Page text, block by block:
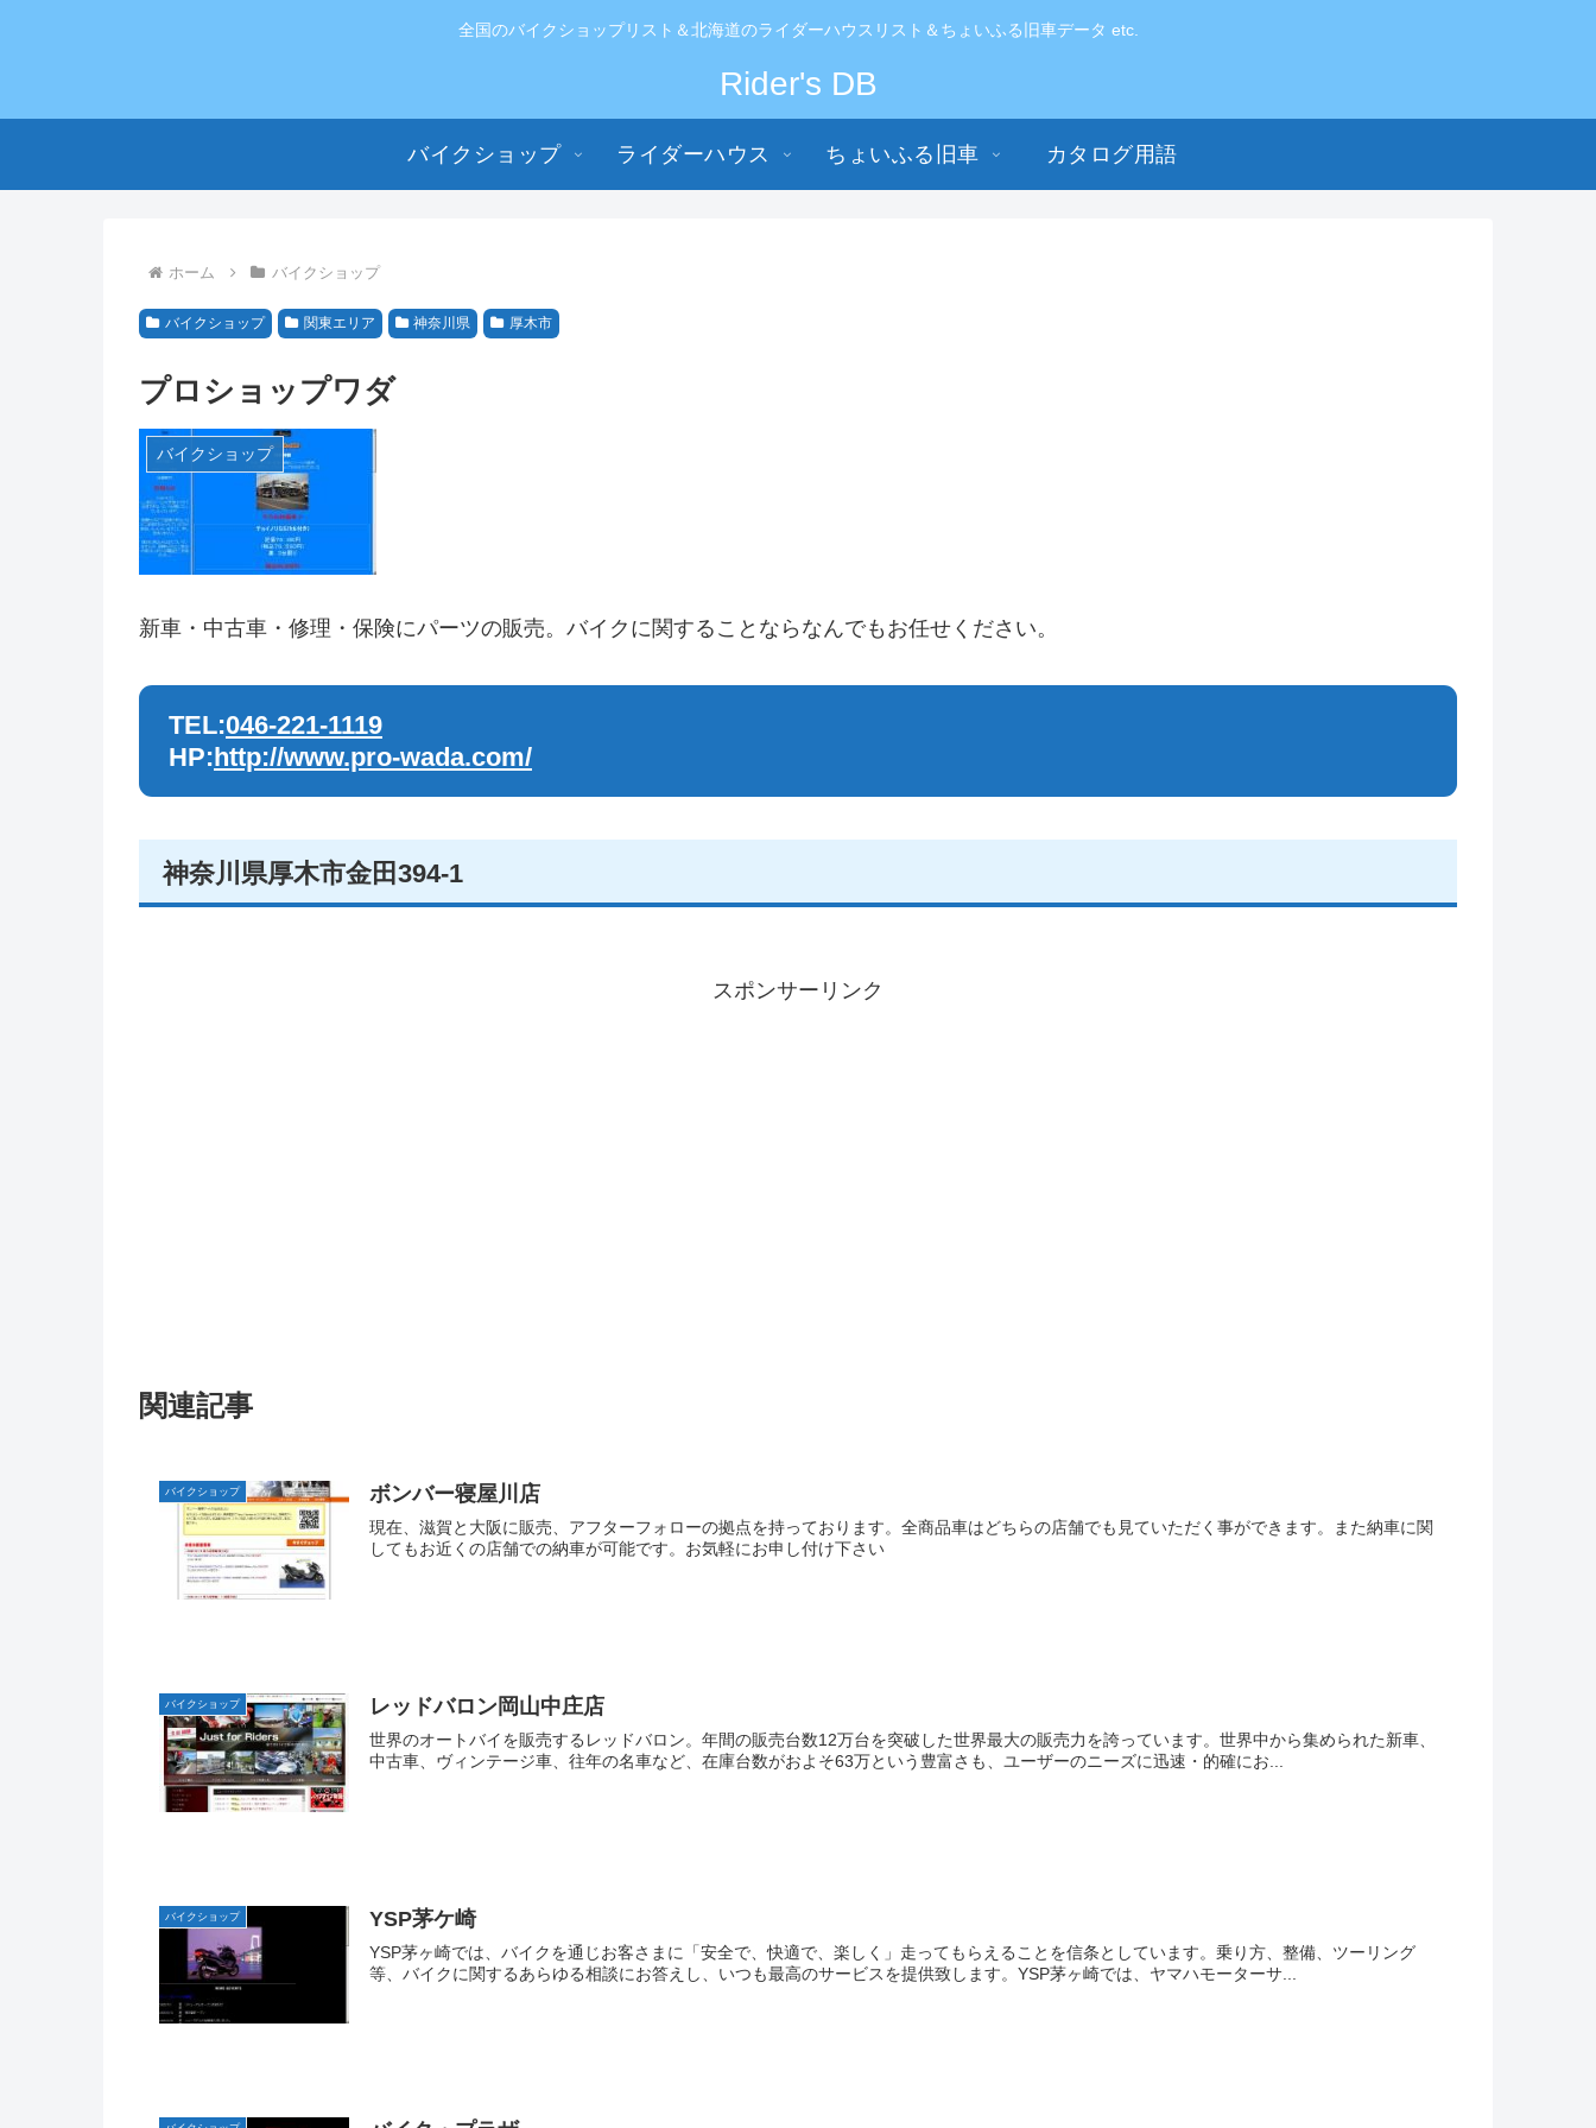
全国のバイクショップリスト＆北海道のライダーハウスリスト＆ちょいふる旧車データ etc.
Rider's DB
バイクショップ ライダーハウス ちょいふる旧車 カタログ用語
ホーム バイクショップ
バイクショップ 関東エリア 神奈川県 厚木市
プロショップワダ
バイクショップ
新車・中古車・修理・保険にパーツの販売。バイクに関することならなんでもお任せください。
TEL:046-221-1119
HP:http://www.pro-wada.com/
神奈川県厚木市金田394-1
スポンサーリンク
関連記事
バイクショップ ボンバー寝屋川店
現在、滋賀と大阪に販売、アフターフォローの拠点を持っております。全商品車はどちらの店舗でも見ていただく事ができます。また納車に関
してもお近くの店舗での納車が可能です。お気軽にお申し付け下さい
バイクショップ レッドバロン岡山中庄店
世界のオートバイを販売するレッドバロン。年間の販売台数12万台を突破した世界最大の販売力を誇っています。世界中から集められた新車、
中古車、ヴィンテージ車、往年の名車など、在庫台数がおよそ63万という豊富さも、ユーザーのニーズに迅速・的確にお...
バイクショップ YSP茅ケ崎
YSP茅ヶ崎では、バイクを通じお客さまに「安全で、快適で、楽しく」走ってもらえることを信条としています。乗り方、整備、ツーリング
等、バイクに関するあらゆる相談にお答えし、いつも最高のサービスを提供致します。YSP茅ヶ崎では、ヤマハモーターサ...